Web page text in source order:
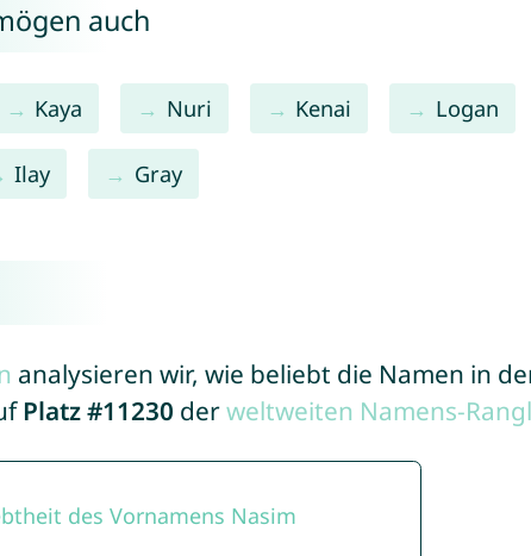
auch
Kaya Nuri Kenai Logan
Ilay Gray
analysieren wir, wie beliebt die Namen in
Platz #11230 derweltweiten Namens-